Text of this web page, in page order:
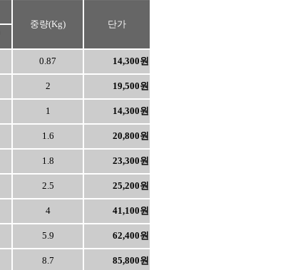
중량(Kg)
단가
0.87 14,300원
2 19,500원
1 14,300원
1.6 20,800원
1.8 23,300원
2.5 25,200원
4 41,100원
5.9 62,400원
8.7 85,800원